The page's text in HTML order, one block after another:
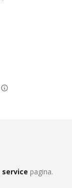
service pagina.